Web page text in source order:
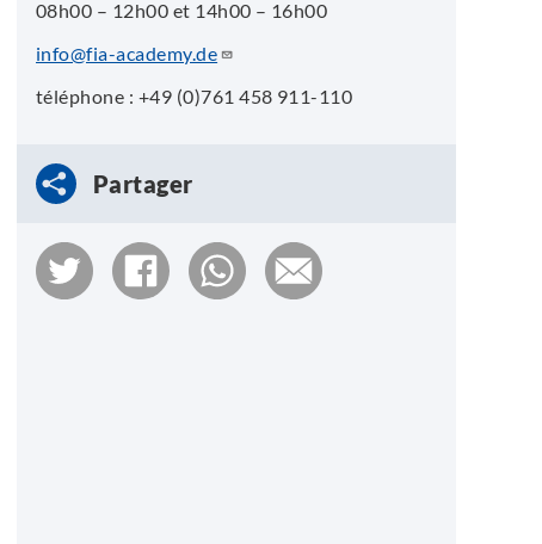
08h00 – 12h00 et 14h00 – 16h00
info@fia-academy.de
téléphone : +49 (0)761 458 911-110
Partager